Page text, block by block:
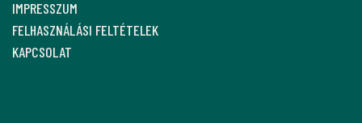
IMPRESSZUM
FELHASZNÁLÁSI FELTÉTELEK
KAPCSOLAT